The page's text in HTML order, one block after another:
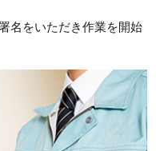
名をいただき作業を開始